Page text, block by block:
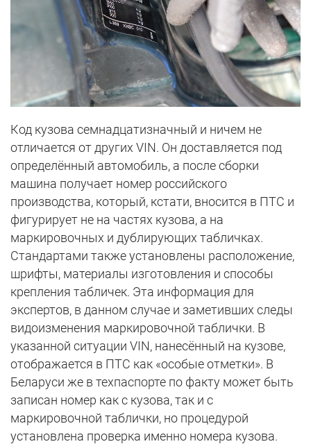
Код кузова семнадцатизначный и ничем не
отличается от других VIN. Он доставляется под
определённый автомобиль, а после сборки
машина получает номер российского
производства, который, кстати, вносится в ПТС и
фигурирует не на частях кузова, а на
маркировочных и дублирующих табличках.
Стандартами также установлены расположение,
шрифты, материалы изготовления и способы
крепления табличек. Эта информация для
экспертов, в данном случае и заметивших следы
видоизменения маркировочной таблички. В
указанной ситуации VIN, нанесённый на кузове,
отображается в ПТС как «особые отметки». В
Беларуси же в техпаспорте по факту может быть
записан номер как с кузова, так и с
маркировочной таблички, но процедурой
установлена проверка именно номера кузова.